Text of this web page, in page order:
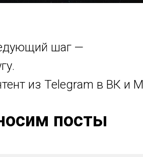
шаг —
из Telegram в ВК и
посты